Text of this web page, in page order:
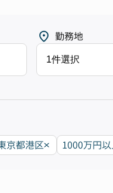
勤務地
1件選択
京都港区 1000万円